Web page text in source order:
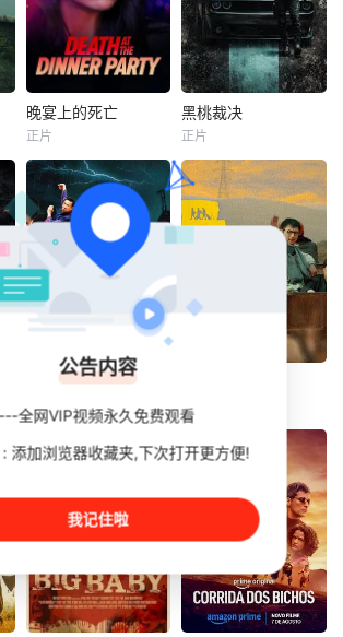
晚宴上的死亡
Lidstone
卡梅伦·布罗德
一名心理学明星学
生在一次教师派对
上死亡后，安德莉
子伊桑被卷入了著
名教授艾伦·杰克逊
的危险操纵之中
——一个不惜一切
人。
晚宴上的死亡
正片
黑桃裁决
杰森·纳维
岛本信明
身负战争创伤的老
兵詹姆斯·毕肖普警
探，正努力回归正
常生活，却不料一
系列残忍的私刑谋
杀案席卷全城。每
个犯罪现场都留下
毕肖普的女儿失踪
后，他发现一个贩
黑桃裁决
正片
热血江湖
陈耿锋
颜嫣
该剧主要讲述了赵
乡下习武，长大后
从乡野来到大城市
寻找自己的一处立
个充满快节奏、充
满利益的城市，子
风十分迷茫，机缘
热血江湖
正片
张越宁
四名同校毕业的青
年，怀揣出人头地
的梦想，却在大都
市屡屡碰壁。经历
荒唐的创业求职
后，几人一路逃离
至乡村。沿途，海
归杨教授的扶贫执
正片
公告内容
全网VIP视频永久免费观看
添加浏览器收藏夹,下次打开更方便!
我记住啦